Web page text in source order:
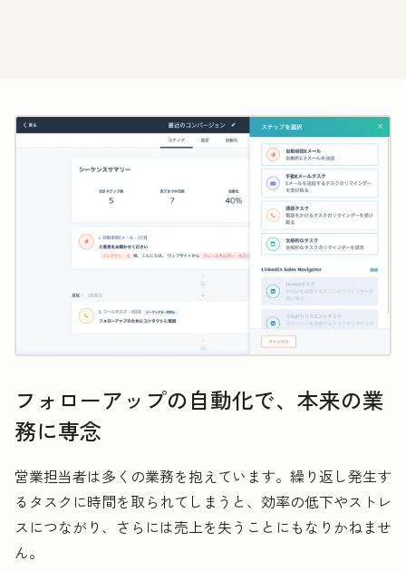
フォローアップの自動化で、本来の業
務に専念
営業担当者は多くの業務を抱えています。繰り返し発生す
るタスクに時間を取られてしまうと、効率の低下やストレ
スにつながり、さらには売上を失うことにもなりかねませ
ん。